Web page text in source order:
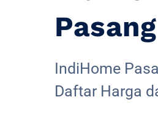
IndiHome
Daftar Harga